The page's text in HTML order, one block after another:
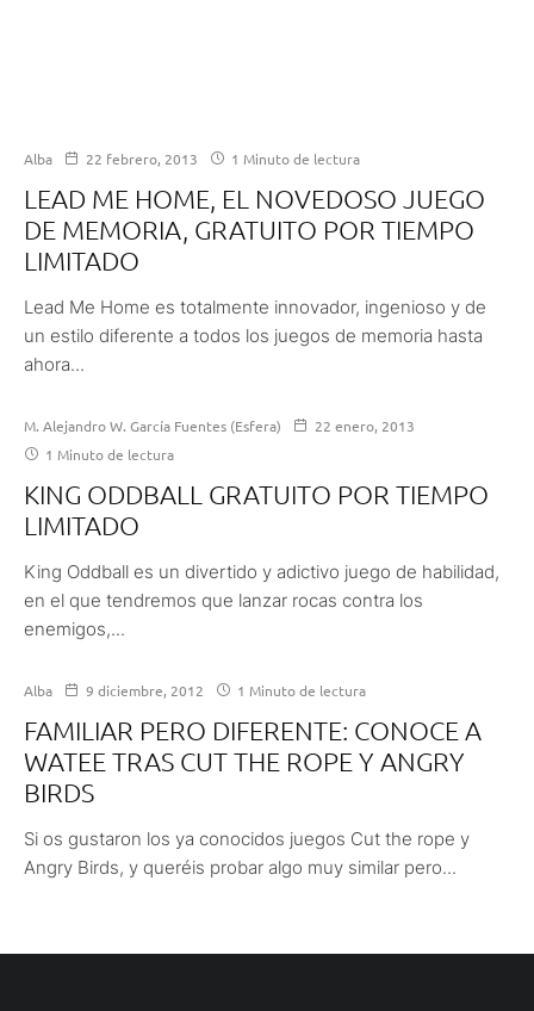
Alba 22 febrero, 2013 1 Minuto de lectura
LEAD ME HOME, EL NOVEDOSO JUEGO
DE MEMORIA, GRATUITO POR TIEMPO
LIMITADO
Lead Me Home es totalmente innovador, ingenioso y de
un estilo diferente a todos los juegos de memoria hasta
ahora...
M. Alejandro W. García Fuentes (Esfera)
22 enero, 2013
1 Minuto de lectura
KING ODDBALL GRATUITO POR TIEMPO
LIMITADO
King Oddball es un divertido y adictivo juego de habilidad,
en el que tendremos que lanzar rocas contra los
enemigos,...
Alba 9 diciembre, 2012 1 Minuto de lectura
FAMILIAR PERO DIFERENTE: CONOCE A
WATEE TRAS CUT THE ROPE Y ANGRY
BIRDS
Si os gustaron los ya conocidos juegos Cut the rope y
Angry Birds, y queréis probar algo muy similar pero...